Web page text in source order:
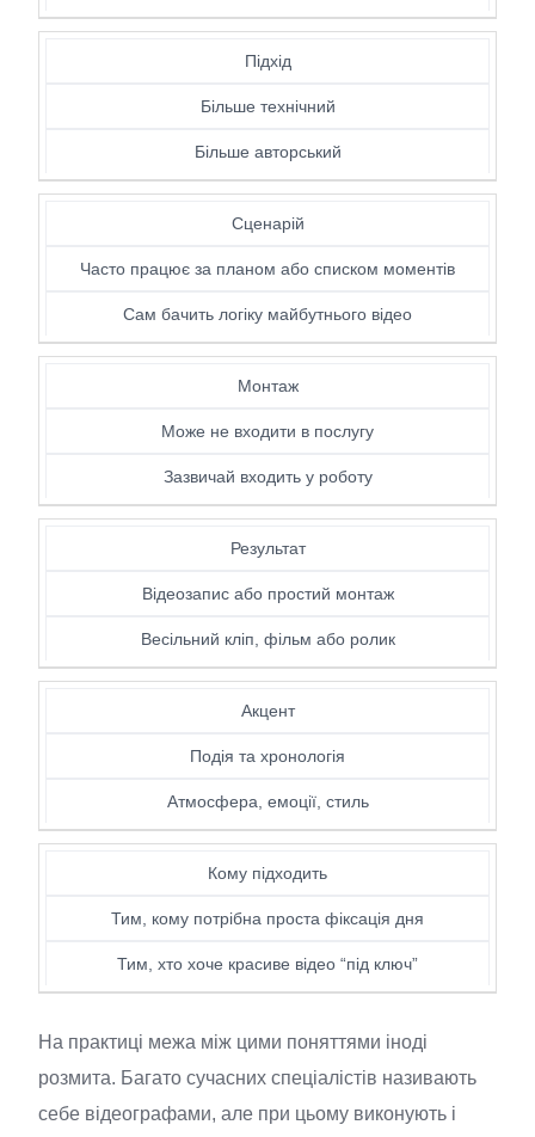
Підхід
Більше технічний
Більше авторський
Сценарій
Часто працює за планом або списком моментів
Сам бачить логіку майбутнього відео
Монтаж
Може не входити в послугу
Зазвичай входить у роботу
Результат
Відеозапис або простий монтаж
Весільний кліп, фільм або ролик
Акцент
Подія та хронологія
Атмосфера, емоції, стиль
Кому підходить
Тим, кому потрібна проста фіксація дня
Тим, хто хоче красиве відео “під ключ”
На практиці межа між цими поняттями іноді
розмита. Багато сучасних спеціалістів називають
себе відеографами, але при цьому виконують і